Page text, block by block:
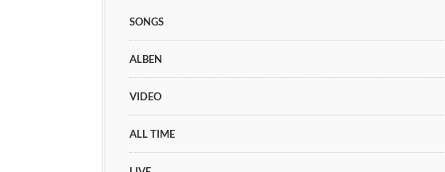
SONGS
ALBEN
VIDEO
ALL TIME